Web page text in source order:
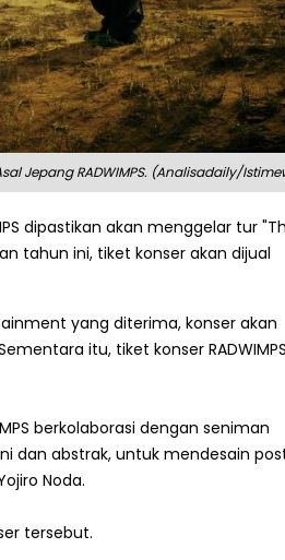
Jepang RADWIMPS. (Analisadaily/
dipastikan akan menggelar tur
tahun ini, tiket konser akan dijual
yang diterima, konser akan
itu, tiket konser RADWIMPS
berkolaborasi dengan seniman
dan abstrak, untuk mendesain
Noda.
tersebut.